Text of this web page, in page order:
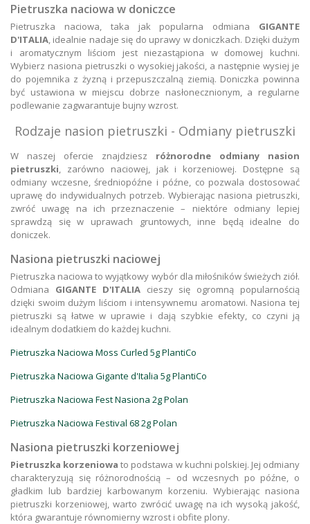
Pietruszka naciowa w doniczce
Pietruszka naciowa, taka jak popularna odmiana GIGANTE
D'ITALIA, idealnie nadaje się do uprawy w doniczkach. Dzięki dużym
i aromatycznym liściom jest niezastąpiona w domowej kuchni.
Wybierz nasiona pietruszki o wysokiej jakości, a następnie wysiej je
do pojemnika z żyzną i przepuszczalną ziemią. Doniczka powinna
być ustawiona w miejscu dobrze nasłonecznionym, a regularne
podlewanie zagwarantuje bujny wzrost.
Rodzaje nasion pietruszki - Odmiany pietruszki
W naszej ofercie znajdziesz różnorodne odmiany nasion
pietruszki, zarówno naciowej, jak i korzeniowej. Dostępne są
odmiany wczesne, średniopóźne i późne, co pozwala dostosować
uprawę do indywidualnych potrzeb. Wybierając nasiona pietruszki,
zwróć uwagę na ich przeznaczenie – niektóre odmiany lepiej
sprawdzą się w uprawach gruntowych, inne będą idealne do
doniczek.
Nasiona pietruszki naciowej
Pietruszka naciowa to wyjątkowy wybór dla miłośników świeżych ziół.
Odmiana GIGANTE D'ITALIAcieszy się ogromną popularnością
dzięki swoim dużym liściom i intensywnemu aromatowi. Nasiona tej
pietruszki są łatwe w uprawie i dają szybkie efekty, co czyni ją
idealnym dodatkiem do każdej kuchni.
Pietruszka Naciowa Moss Curled 5g PlantiCo
Pietruszka Naciowa Gigante d'Italia 5g PlantiCo
Pietruszka Naciowa Fest Nasiona 2g Polan
Pietruszka Naciowa Festival 68 2g Polan
Nasiona pietruszki korzeniowej
Pietruszka korzeniowa to podstawa w kuchni polskiej. Jej odmiany
charakteryzują się różnorodnością – od wczesnych po późne, o
gładkim lub bardziej karbowanym korzeniu. Wybierając nasiona
pietruszki korzeniowej, warto zwrócić uwagę na ich wysoką jakość,
która gwarantuje równomierny wzrost i obfite plony.